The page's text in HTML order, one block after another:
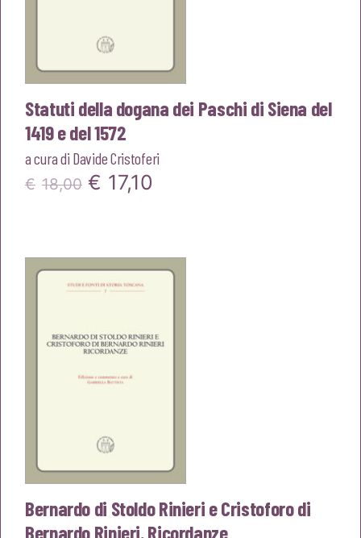
Statuti della dogana dei Paschi di Siena del
1419 e del 1572
a cura di Davide Cristoferi
€ 18,00 Il
era:
€18,00.
€ 17,10
è:
Bernardo di Stoldo Rinieri e Cristoforo di
Bernardo Rinieri. Ricordanze